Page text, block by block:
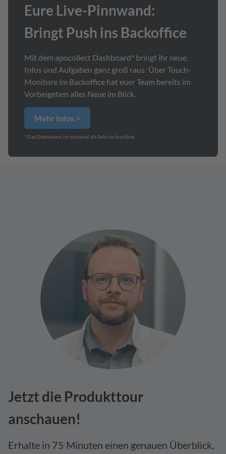
Eure Live-Pinnwand:
Bringt Push ins Backoffice
Mit dem apocollect Dashboard* bringt ihr neue
Infos und Aufgaben ganz groß raus: Über Touch-
Monitore im Backoffice hat euer Team bereits im
Vorbeigehen alles Neue im Blick.
Mehr Infos >
* Das Dashboard ist optional als Add-on buchbar.
Jetzt die Produkttour
anschauen!
Erhalte in 75 Minuten einen genauen Überblick,